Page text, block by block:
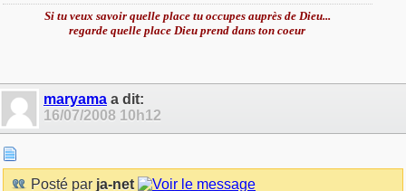
Si tu veux savoir quelle place tu occupes auprès de Dieu...
regarde quelle place Dieu prend dans ton coeur
maryama a dit:
16/07/2008 10h12
Posté par ja-net